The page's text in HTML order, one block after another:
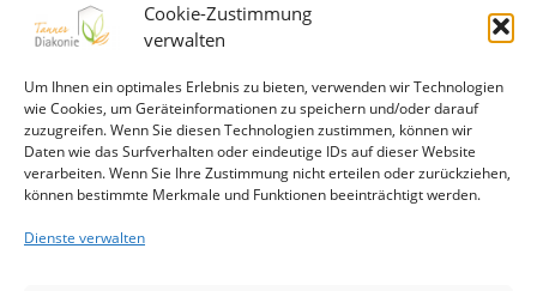
Cookie-Zustimmung
verwalten
Um Ihnen ein optimales Erlebnis zu bieten, verwenden wir Technologien
wie Cookies, um Geräteinformationen zu speichern und/oder darauf
zuzugreifen. Wenn Sie diesen Technologien zustimmen, können wir
Daten wie das Surfverhalten oder eindeutige IDs auf dieser Website
verarbeiten. Wenn Sie Ihre Zustimmung nicht erteilen oder zurückziehen,
können bestimmte Merkmale und Funktionen beeinträchtigt werden.
Dienste verwalten
Ehrenamt
Ihre Spende
Informationen in